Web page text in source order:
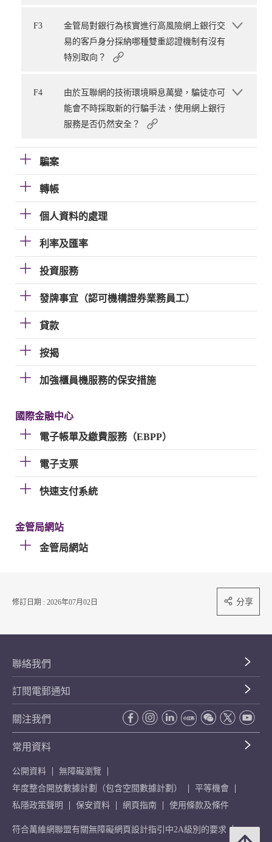
F3
金管局對銀行為核實進行高風險網上銀行交
易的客戶身分採納哪種雙重認證機制有沒有
特別取向？
F4
由於互聯網的技術環境瞬息萬變，騙徒亦可
能會不時採取新的行騙手法，使用網上銀行
服務是否仍然安全？
騙案
轉帳
個人資料的處理
利率及匯率
投資服務
發牌事宜（認可機構證券業務員工）
貸款
按揭
加強櫃員機服務的保安措施
國際金融中心
電子帳單及繳費服務（EBPP）
電子支票
快速支付系統
金管局網站
金管局網站
修訂日期 : 2026年07月02日 分享
聯絡我們
訂閱電郵通知
關注我們
常用資料
公開資料
無障礙瀏覽
年度整合開放數據計劃（包含空間數據計劃）
平等機會
私隱政策聲明
保安資料 網頁指南 使用條款及條件
符合萬維網聯盟有關無障礙網頁設計指引中2A級別的要求